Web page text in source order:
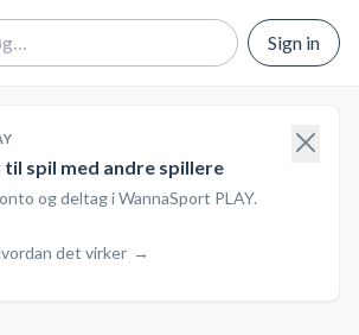
Sign in
spil med andre spillere
og deltag i WannaSport PLAY.
det virker →